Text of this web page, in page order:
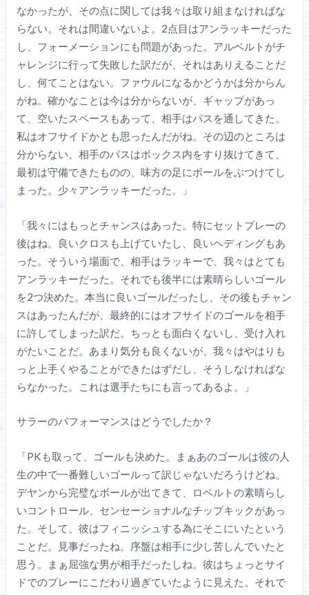
なかったが、その点に関しては我々は取り組まなければな
らない。それは間違いないよ。2点目はアンラッキーだった
し、フォーメーションにも問題があった。アルベルトがチ
ャレンジに行って失敗した訳だが、それはありえることだ
し、何てことはない。ファウルになるかどうかは分からん
がね。確かなことは今は分からないが、ギャップがあっ
て、空いたスペースもあって、相手はパスを通してきた。
私はオフサイドかとも思ったんだがね。その辺のところは
分からない。相手のパスはボックス内をすり抜けてきて、
最初は守備できたものの、味方の足にボールをぶつけてし
まった。少々アンラッキーだった。」
「我々にはもっとチャンスはあった。特にセットプレーの
後はね。良いクロスも上げていたし、良いヘディングもあ
った。そういう場面で、相手はラッキーで、我々はとても
アンラッキーだった。それでも後半には素晴らしいゴール
を2つ決めた。本当に良いゴールだったし、その後もチャン
スはあったんだが、最終的にはオフサイドのゴールを相手
に許してしまった訳だ。ちっとも面白くないし、受け入れ
がたいことだ。あまり気分も良くないが、我々はやはりも
っと上手くやることができたはずだし、そうしなければな
らなかった。これは選手たちにも言ってあるよ。」
サラーのパフォーマンスはどうでしたか？
「PKも取って、ゴールも決めた。まぁあのゴールは彼の人
生の中で一番難しいゴールって訳じゃないだろうけどね。
デヤンから完璧なボールが出てきて、ロベルトの素晴らし
いコントロール、センセーショナルなチップキックがあっ
た。そして、彼はフィニッシュする為にそこにいたという
ことだ。見事だったね。序盤は相手に少し苦しんでいたと
思う。まぁ屈強な男が相手だったしね。彼はちょっとサイ
ドでのプレーにこだわり過ぎていたように見えた。それで